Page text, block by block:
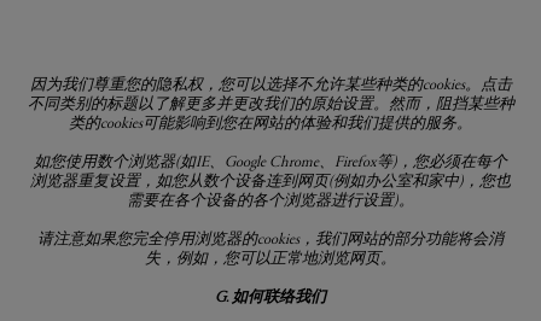
因为我们尊重您的隐私权，您可以选择不允许某些种类的cookies。点击
不同类别的标题以了解更多并更改我们的原始设置。然而，阻挡某些种
类的cookies可能影响到您在网站的体验和我们提供的服务。
如您使用数个浏览器(如IE、 Google Chrome、 Firefox等) ，您必须在每个
浏览器重复设置，如您从数个设备连到网页(例如办公室和家中) ，您也
需要在各个设备的各个浏览器进行设置)。
请注意如果您完全停用浏览器的cookies，我们网站的部分功能将会消
失，例如，您可以正常地浏览网页。
G. 如何联络我们